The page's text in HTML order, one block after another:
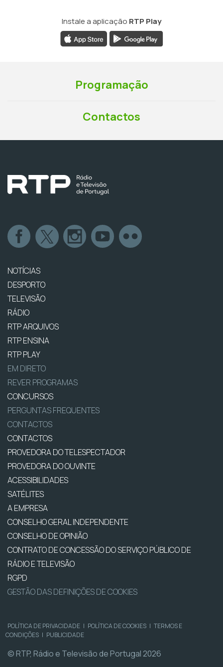
Instale a aplicação RTP Play
Programação
Contactos
NOTÍCIAS
DESPORTO
TELEVISÃO
RÁDIO
RTP ARQUIVOS
RTP ENSINA
RTP PLAY
EM DIRETO
REVER PROGRAMAS
CONCURSOS
PERGUNTAS FREQUENTES
CONTACTOS
CONTACTOS
PROVEDORA DO TELESPECTADOR
PROVEDORA DO OUVINTE
ACESSIBILIDADES
SATÉLITES
A EMPRESA
CONSELHO GERAL INDEPENDENTE
CONSELHO DE OPINIÃO
CONTRATO DE CONCESSÃO DO SERVIÇO PÚBLICO DE
RÁDIO E TELEVISÃO
RGPD
GESTÃO DAS DEFINIÇÕES DE COOKIES
POLÍTICA DE PRIVACIDADE | POLÍTICA DE COOKIES | TERMOS E
CONDIÇÕES | PUBLICIDADE
© RTP, Rádio e Televisão de Portugal 2026